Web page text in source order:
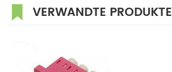
VERWANDTE PRODUKTE